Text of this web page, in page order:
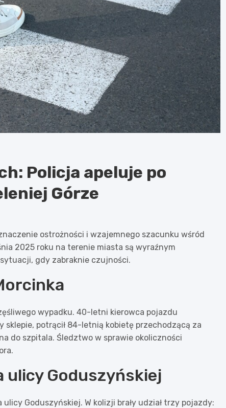
Policja apeluje po
Górze
ostrożności i wzajemnego szacunku wśród
2025 roku na terenie miasta są wyraźnym
gdy zabraknie czujności.
wypadku. 40-letni kierowca pojazdu
potrącił 84-letnią kobietę przechodzącą za
do szpitala. Śledztwo w sprawie okoliczności
ulicy Goduszyńskiej
Goduszyńskiej. W kolizji brały udział trzy pojazdy: